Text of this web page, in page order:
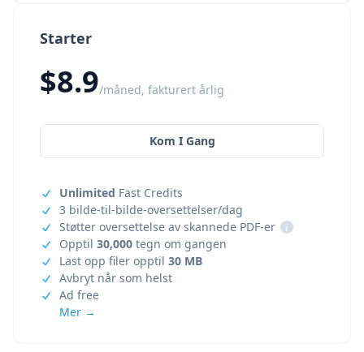
Starter
$8.9/måned, fakturert årlig
Kom I Gang
Unlimited Fast Credits
3 bilde-til-bilde-oversettelser/dag
Støtter oversettelse av skannede PDF-er
i
Opptil 30,000 tegn om gangen
Last opp filer opptil 30 MB
Avbryt når som helst
Ad free
Mer →